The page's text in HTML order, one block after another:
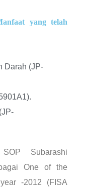
yang telah
Darah (JP-
Subarashi
One of the
-2012 (FISA